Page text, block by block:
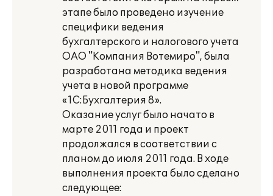
этапе было проведено изучение
специфики ведения
бухгалтерского и налогового учета
ОАО "Компания Вотемиро", была
разработана методика ведения
учета в новой программе
«1С:Бухгалтерия 8».
Оказание услуг было начато в
марте 2011 года и проект
продолжался в соответствии с
планом до июля 2011 года. В ходе
выполнения проекта было сделано
следующее: